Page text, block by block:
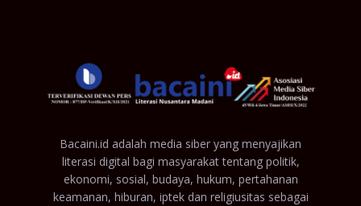
Bacaini.id adalah media siber yang menyajikan
literasi digital bagi masyarakat tentang politik,
ekonomi, sosial, budaya, hukum, pertahanan
keamanan, hiburan, iptek dan religiusitas sebagai